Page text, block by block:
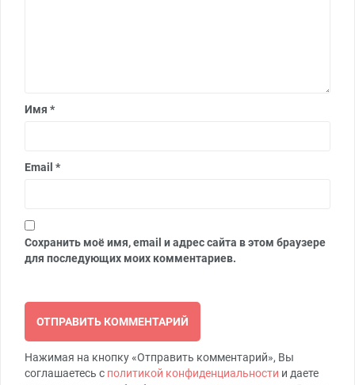
Имя *
Email *
Сохранить моё имя, email и адрес сайта в этом браузере
для последующих моих комментариев.
Нажимая на кнопку «Отправить комментарий», Вы
соглашаетесь с политикой конфиденциальности и даете